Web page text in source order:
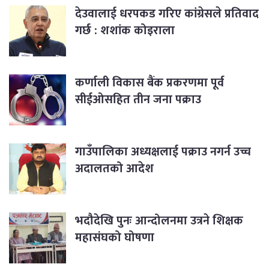
देउवालाई धरपकड गरिए कांग्रेसले प्रतिवाद
गर्छ : शशांक कोइराला
कर्णाली विकास बैंक प्रकरणमा पूर्व
सीईओसहित तीन जना पक्राउ
गाउँपालिका अध्यक्षलाई पक्राउ नगर्न उच्च
अदालतको आदेश
भदौदेखि पुनः आन्दोलनमा उत्रने शिक्षक
महासंघको घोषणा